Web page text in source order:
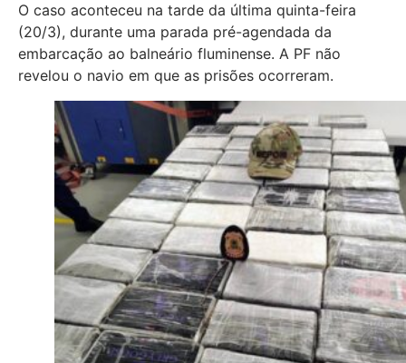
O caso aconteceu na tarde da última quinta-feira
(20/3), durante uma parada pré-agendada da
embarcação ao balneário fluminense. A PF não
revelou o navio em que as prisões ocorreram.